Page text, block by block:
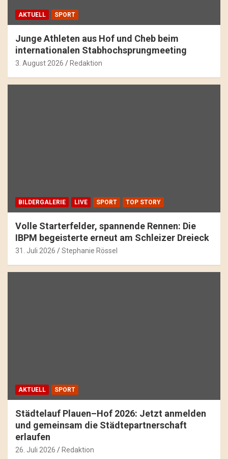
AKTUELL SPORT
Junge Athleten aus Hof und Cheb beim
internationalen Stabhochsprungmeeting
3. August 2026 Redaktion
BILDERGALERIE LIVE SPORT TOP STORY
Volle Starterfelder, spannende Rennen: Die
IBPM begeisterte erneut am Schleizer Dreieck
31. Juli 2026 Stephanie Rössel
AKTUELL SPORT
Städtelauf Plauen–Hof 2026: Jetzt anmelden
und gemeinsam die Städtepartnerschaft
erlaufen
26. Juli 2026 Redaktion